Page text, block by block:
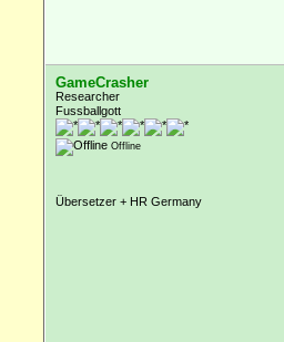
GameCrasher
Researcher
Fussballgott
Offline
Übersetzer + HR Germany